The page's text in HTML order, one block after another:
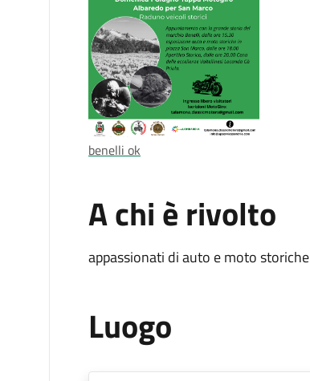
benelli ok
A chi è rivolto
appassionati di auto e moto storiche
Luogo